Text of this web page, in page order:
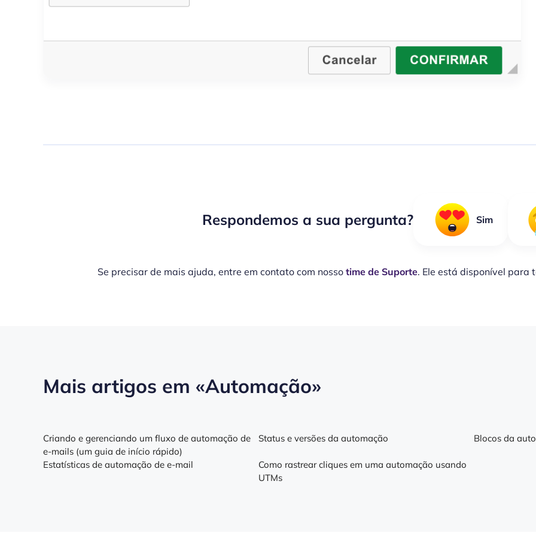
Respondemos a sua pergunta? Sim
Se precisar de mais ajuda, entre em contato com nosso time de Suporte. Ele está disponível para
Mais artigos em «Automação»
Criando e gerenciando um fluxo de automação de
e-mails (um guia de início rápido)
Status e versões da automação Blocos da
Estatísticas de automação de e-mail
Como rastrear cliques em uma automação usando
UTMs